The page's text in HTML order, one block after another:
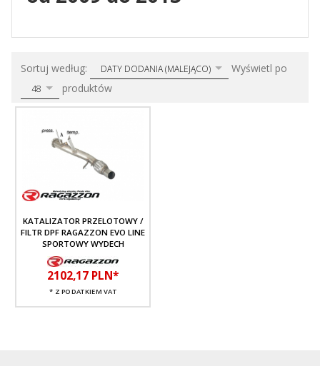
Sortuj według: sortDATY DODANIA (MALEJĄCO) Wyświetl po
48 produktów
KATALIZATOR PRZELOTOWY /
FILTR DPF RAGAZZON EVO LINE
SPORTOWY WYDECH
2102,17 PLN*
* Z PODATKIEM VAT